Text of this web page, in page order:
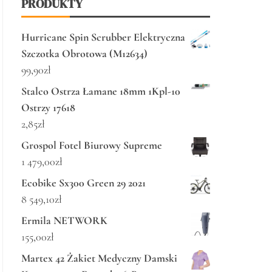
PRODUKTY
Hurricane Spin Scrubber Elektryczna
Szczotka Obrotowa (M12634)
99,90zł
Stalco Ostrza Łamane 18mm 1Kpl-10
Ostrzy 17618
2,85zł
Grospol Fotel Biurowy Supreme
1 479,00zł
Ecobike Sx300 Green 29 2021
8 549,10zł
Ermila NETWORK
155,00zł
Martex 42 Żakiet Medyczny Damski